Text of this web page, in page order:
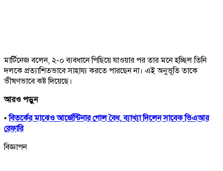
মার্টিনেজ বলেন, ২-০ ব্যবধানে পিছিয়ে যাওয়ার পর তার মনে হচ্ছিল তিনি
দলকে প্রত্যাশিতভাবে সাহায্য করতে পারছেন না। এই অনুভূতি তাকে
ভীষণভাবে কষ্ট দিয়েছে।
আরও পড়ুন
•বিতর্কের মাঝেও আর্জেন্টিনার গোল বৈধ, ব্যাখ্যা দিলেন সাবেক ভিএআর
রেফারি
বিজ্ঞাপন